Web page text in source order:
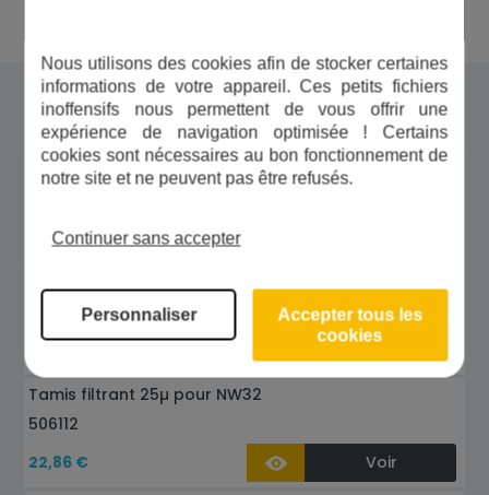
Dans la même gamme
Tamis filtrant 100µ pour NW32
24,68 €
Tamis filtrant 25µ pour NW32
506112
22,86 €
Voir
Nous utilisons des cookies afin de stocker certaines
informations de votre appareil. Ces petits fichiers
inoffensifs nous permettent de vous offrir une
expérience de navigation optimisée ! Certains
cookies sont nécessaires au bon fonctionnement de
notre site et ne peuvent pas être refusés.
Continuer sans accepter
Personnaliser
Accepter tous les
cookies